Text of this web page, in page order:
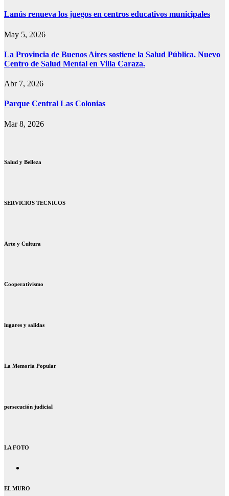
Lanús renueva los juegos en centros educativos municipales
May 5, 2026
La Provincia de Buenos Aires sostiene la Salud Pública. Nuevo
Centro de Salud Mental en Villa Caraza.
Abr 7, 2026
Parque Central Las Colonias
Mar 8, 2026
Salud y Belleza
SERVICIOS TECNICOS
Arte y Cultura
Cooperativismo
lugares y salidas
La Memoria Popular
persecución judicial
LA FOTO
EL MURO